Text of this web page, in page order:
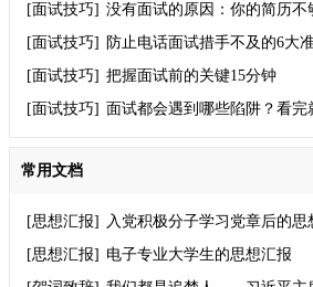
[面试技巧] 没有面试的原因：你的简历不
[面试技巧]
防止电话面试措手不及的6大
[面试技巧] 把握面试前的关键15分钟
[面试技巧] 面试都会遇到哪些陷阱？看完
常用文档
[思想汇报]
入党积极分子学习党章后的思
[思想汇报] 电子专业大学生的思想汇报